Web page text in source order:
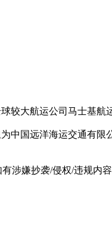
大航运公司马士基航
国远洋海运交通有
涉嫌抄袭/侵权/违规内容